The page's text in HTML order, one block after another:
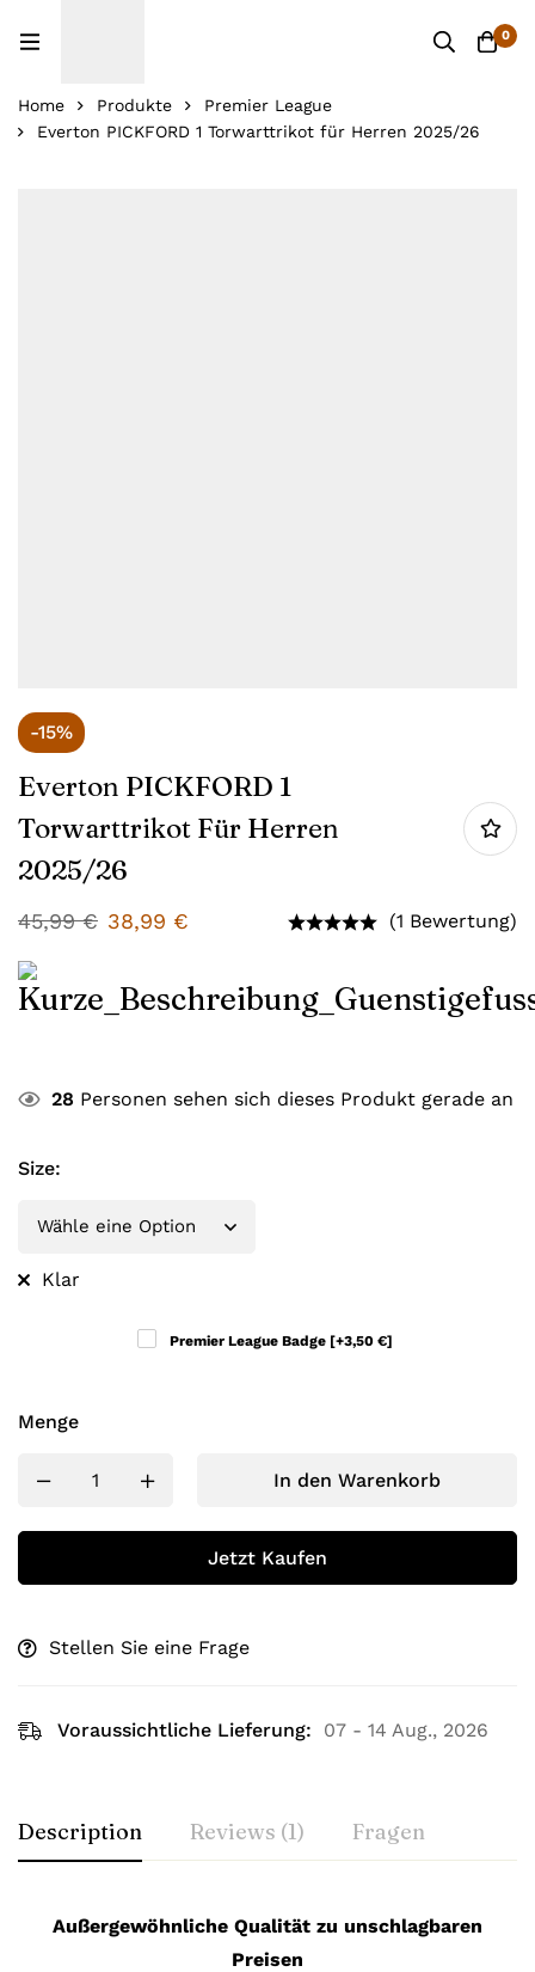
0
Home Produkte
Premier League
Everton PICKFORD 1 Torwarttrikot für Herren 2025/26
-15%
Everton PICKFORD 1
Torwarttrikot Für Herren
2025/26
45,99€ 38,99 € (1 Bewertung)
28 Personen sehen sich dieses Produkt gerade an
Size:
Klar
Premier League Badge [+3,50 €]
Menge
In den Warenkorb
Jetzt Kaufen
Stellen Sie eine Frage
Voraussichtliche Lieferung: 07 - 14 Aug., 2026
Description Reviews (1) Fragen
Außergewöhnliche Qualität zu unschlagbaren
Preisen